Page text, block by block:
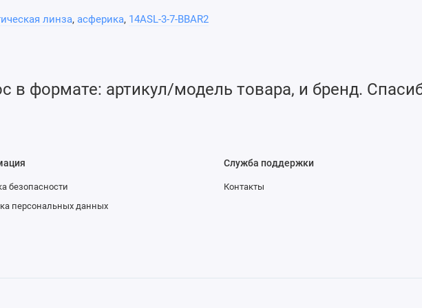
оптику.
поверхности.
оси лучи преломляются сильнее, чем лучи идущие близко к
линза, асферика, 14ASL-3-7-BBAR2
в формате: артикул/модель товара, и бренд.
безопасности
персональных данных
Служба поддержки
Контакты